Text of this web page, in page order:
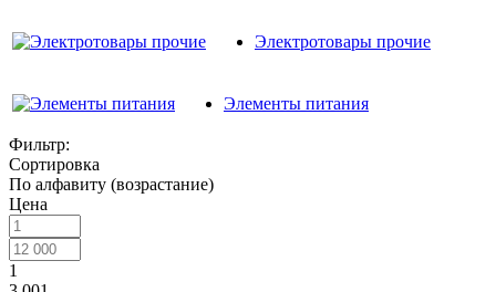
Электротовары прочие
Элементы питания
Фильтр:
Сортировка
По алфавиту (возрастание)
Цена
1